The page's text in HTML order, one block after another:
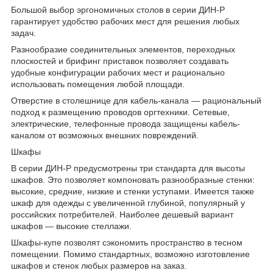
Большой выбор эргономичных столов в серии ДИН-Р
гарантирует удобство рабочих мест для решения любых
задач.
Разнообразие соединительных элементов, переходных
плоскостей и брифинг приставок позволяет создавать
удобные конфигурации рабочих мест и рационально
использовать помещения любой площади.
Отверстие в столешнице для кабель-канала — рациональный
подход к размещению проводов оргтехники. Сетевые,
электрические, телефонные провода защищены кабель-
каналом от возможных внешних повреждений.
Шкафы
В серии ДИН-Р предусмотрены три стандарта для высоты
шкафов. Это позволяет компоновать разнообразные стенки:
высокие, средние, низкие и стенки уступами. Имеется также
шкаф для одежды с увеличенной глубиной, популярный у
российских потребителей. Наиболее дешевый вариант
шкафов — высокие стеллажи.
Шкафы-купе позволят сэкономить пространство в тесном
помещении. Помимо стандартных, возможно изготовление
шкафов и стенок любых размеров на заказ.